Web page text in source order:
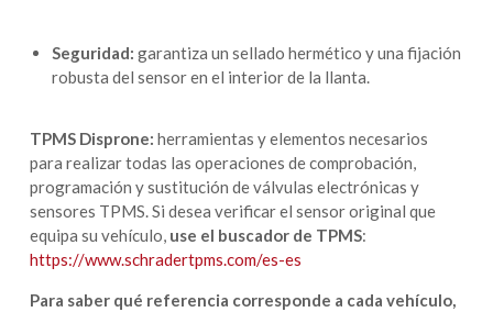
Seguridad: garantiza un sellado hermético y una fijación
robusta del sensor en el interior de la llanta.
TPMS Disprone: herramientas y elementos necesarios
para realizar todas las operaciones de comprobación,
programación y sustitución de válvulas electrónicas y
sensores TPMS. Si desea verificar el sensor original que
equipa su vehículo, use el buscador de TPMS:
https://www.schradertpms.com/es-es
Para saber qué referencia corresponde a cada vehículo,